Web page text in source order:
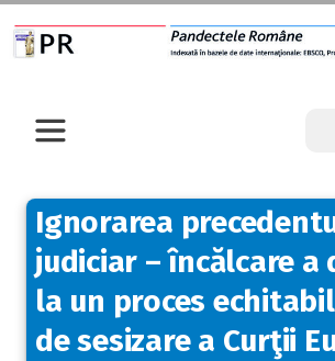
Ignorarea
judiciar – încălcare a
la un proces
de sesizare a Curţii